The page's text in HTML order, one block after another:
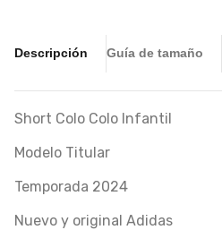
Descripción Guía de tamaño
Short Colo Colo Infantil
Modelo Titular
Temporada 2024
Nuevo y original Adidas